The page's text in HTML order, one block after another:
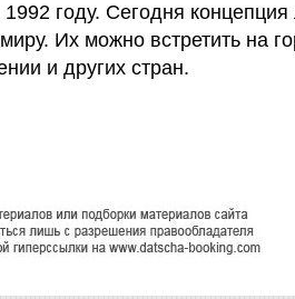
году. Сегодня
Их можно встретить на
и других стран.